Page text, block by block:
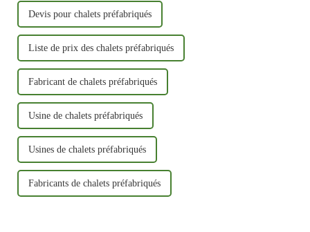
Devis pour chalets préfabriqués
Liste de prix des chalets préfabriqués
Fabricant de chalets préfabriqués
Usine de chalets préfabriqués
Usines de chalets préfabriqués
Fabricants de chalets préfabriqués